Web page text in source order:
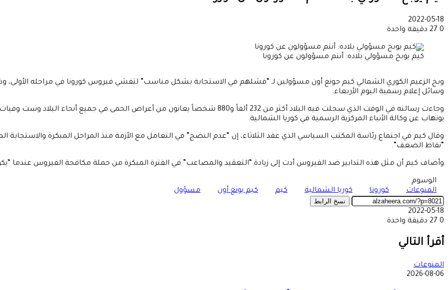
2022-05-18
0
دقيقة واحدة
كيم يوبخ مسؤولي بلاده: أنتم مسؤولون عن كورونا
وبخ الزعيم الكوري الشمالي كيم جونغ أون مسؤولين لـ “فشلهم في الاستجابة بشكل مناسب” لتفشي فيروس كورونا في مراحله الأولى،
وسائل إعلام رسمية اليوم الأربعاء.
يونهاب عن وكالة الأنباء المركزية الرسمية في كوريا الشمالية.
وقال كيم في اجتماع رئاسة المكتب السياسي الذي عقد الثلاثاء، إن “عدم النضج” في التعامل مع الأزمة منذ المراحل المبكرة
“نقاط الضعف”.
وأضاف كيم أن مثل هذه التدابير ضد الفيروس أدت إلى زيادة “التعقيد والمصاعب” في الفترة المبكرة من حملة مكافحة الفيروس عندما
الوسوم
المنوعات
كورونا كوريا الشمالية كيم كيم يونغ أون مسؤول
نسخ الرابط
2022-05-18
0
دقيقة واحدة
عبر
البريد
أقرأ التالي
المنوعات
2026-08-06